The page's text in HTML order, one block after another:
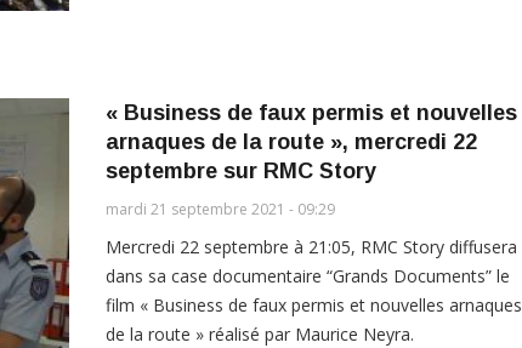
« Business de faux permis et nouvelles
arnaques de la route », mercredi 22
septembre sur RMC Story
mardi 21 septembre 2021 - 09:29
Mercredi 22 septembre à 21:05, RMC Story diffusera
dans sa case documentaire “Grands Documents” le
film « Business de faux permis et nouvelles arnaques
de la route » réalisé par Maurice Neyra.